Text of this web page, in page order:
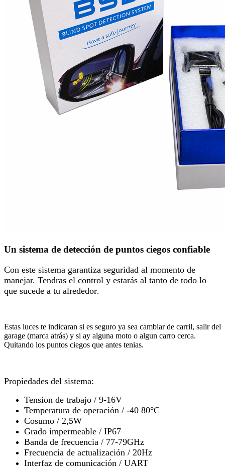
Un sistema de detección de puntos ciegos confiable
Con este sistema garantiza seguridad al momento de
manejar. Tendras el control y estarás al tanto de todo lo
que sucede a tu alrededor.
Estas luces te indicaran si es seguro ya sea cambiar de carril, salir del
garage (marca atrás) y si ay alguna moto o algun carro cerca.
Quitando los puntos ciegos que antes tenias.
Propiedades del sistema:
Tension de trabajo / 9-16V
Temperatura de operación / -40 80°C
Cosumo / 2,5W
Grado impermeable / IP67
Banda de frecuencia / 77-79GHz
Frecuencia de actualización / 20Hz
Interfaz de comunicación / UART